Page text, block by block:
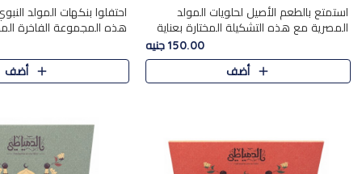
استمتع بالطعم الأصيل لحلويات المولد
المصرية مع هذه التشكيلة المختارة بعناية
من 9 قطع. تتضمن التشكيلة جوزرية مع
فول،ملبان سادة، ملبان
150.00 جنيه
أضف
احتفلوا بنكهات المولد
قطعة، والتي تم اختيارها
تشكيلة واسعة من الحلويات
المفضلة. تشمل المجموعة
أضف